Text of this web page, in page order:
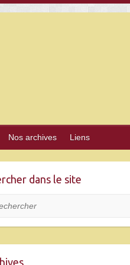
Nos archives Liens
dans le site